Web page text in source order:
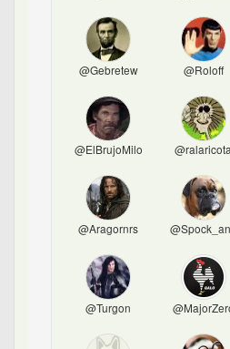
@Gebretew @Roloff
@ElBrujoMilonguero@ralaricota
@Aragornrs
@Turgon